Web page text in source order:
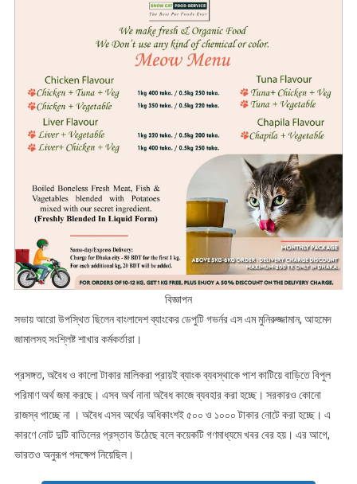
বিজ্ঞাপন
সভায় আরো উপস্থিত ছিলেন বাংলাদেশ ব্যাংকের ডেপুটি গভর্নর এস এম মুনিরুজ্জামান, আহমেদ
জামালসহ স‌ংশ্লিষ্ট শাখার কর্মকর্তারা।
প্রসঙ্গত, অবৈধ ও কালো টাকার মালিকরা প্রায়ই ব্যাংক ব্যবস্থাকে পাশ কাটিয়ে বাড়িতে বিপুল
পরিমাণ অর্থ জমা করছে। এসব অর্থ নানা অবৈধ কাজে ব্যবহার করা হচ্ছে। সরকারও কোনো
রাজস্ব পাচ্ছে না । অবৈধ এসব অর্থের অধিকাংশই ৫০০ ও ১০০০ টাকার নোটে করা হচ্ছে। এ
কারণে নোট দুটি বাতিলের প্রস্তাব উঠেছে বলে কয়েকটি গণমাধ্যমে খবর বের হয়। এর আগে,
ভারতও অনুরূপ পদক্ষেপ নিয়েছিল।